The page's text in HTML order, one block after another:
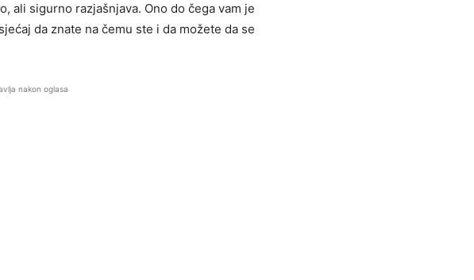
ali sigurno razjašnjava. Ono do čega vam je
da znate na čemu ste i da možete da se
nakon oglasa